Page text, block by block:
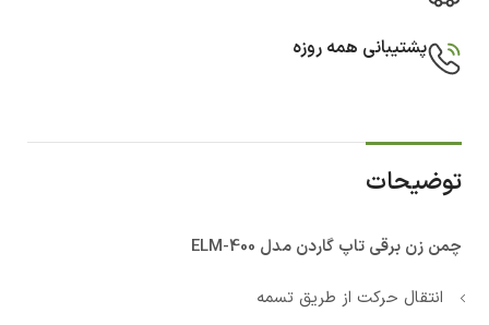
پشتیبانی همه روزه
توضیحات
چمن زن برقی تاپ گاردن مدل ELM-400
انتقال حرکت از طریق تسمه